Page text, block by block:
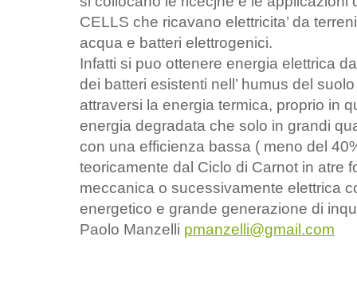
CELLS che ricavano elettricita’ da
acqua e batteri elettrogenici.
Infatti si puo ottenere energia elettrica
dei batteri esistenti nell’ humus del
attraversi la energia termica, proprio in
energia degradata che solo in grandi
con una efficienza bassa ( meno del
teoricamente dal Ciclo di Carnot in atre
meccanica o sucessivamente elettrica
energetico e grande generazione di
Paolo Manzelli pmanzelli@gmail.com